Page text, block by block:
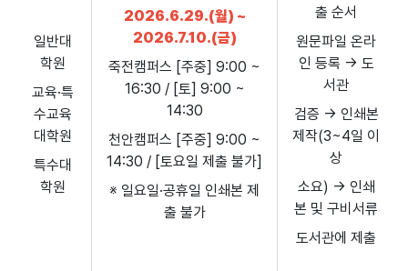
일반대
학원
교육·특
수교육
대학원
특수대
학원
2026.6.29.(월) ~
2026.7.10.(금)
죽전캠퍼스 [주중] 9:00 ~
16:30 / [토] 9:00 ~
14:30
천안캠퍼스 [주중] 9:00 ~
14:30 / [토요일 제출 불가]
※ 일요일·공휴일 인쇄본 제
출 불가
출 순서
원문파일 온라
인 등록 → 도
서관
검증 → 인쇄본
제작(3~4일 이
상
소요) → 인쇄
본 및 구비서류
도서관에 제출